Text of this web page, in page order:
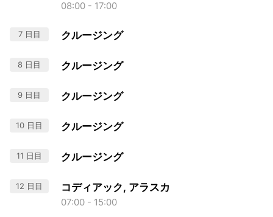
08:00 - 17:00
7 日目 クルージング
8 日目 クルージング
9 日目 クルージング
10 日目 クルージング
11 日目 クルージング
12 日目 コディアック, アラスカ
07:00 - 15:00